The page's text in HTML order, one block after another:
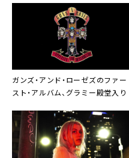
ガンズ・アンド・ローゼズのファー
スト・アルバム、グラミー殿堂入り